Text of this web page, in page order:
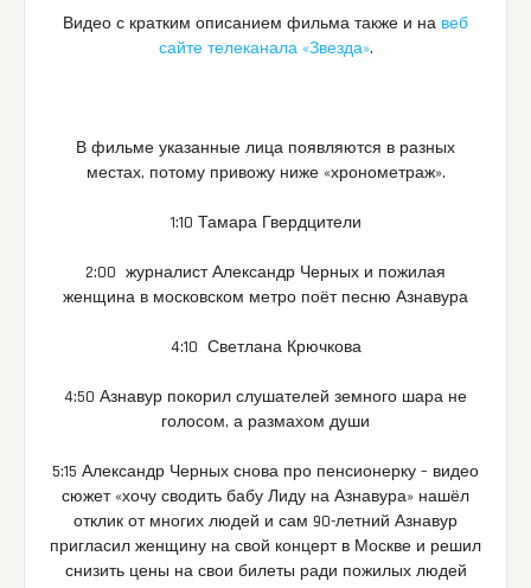
Видео с кратким описанием фильма также и на веб
сайте телеканала «Звезда».
В фильме указанные лица появляются в разных
местах, потому привожу ниже «хронометраж».
1:10 Тамара Гвердцители
2:00 журналист Александр Черных и пожилая
женщина в московском метро поёт песню Азнавура
4:10 Светлана Крючкова
4:50 Азнавур покорил слушателей земного шара не
голосом, а размахом души
5:15 Александр Черных снова про пенсионерку – видео
сюжет «хочу сводить бабу Лиду на Азнавура» нашёл
отклик от многих людей и сам 90-летний Азнавур
пригласил женщину на свой концерт в Москве и решил
снизить цены на свои билеты ради пожилых людей